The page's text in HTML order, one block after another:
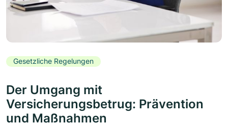
Gesetzliche Regelungen
Der Umgang mit
Versicherungsbetrug: Prävention
und Maßnahmen